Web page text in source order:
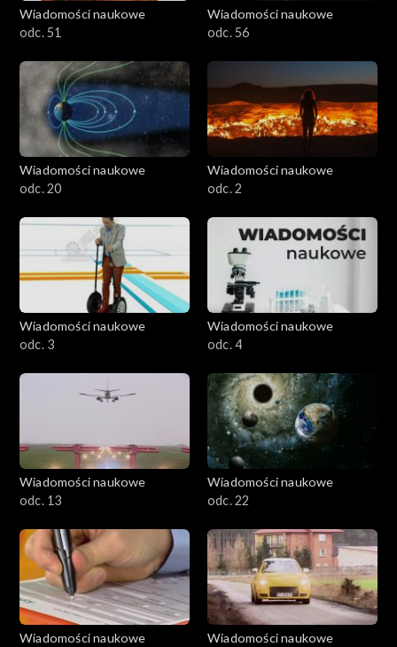
Wiadomości naukowe
odc. 51
Wiadomości naukowe
odc. 56
Wiadomości naukowe
odc. 20
Wiadomości naukowe
odc. 2
Wiadomości naukowe
odc. 3
Wiadomości naukowe
odc. 4
Wiadomości naukowe
odc. 13
Wiadomości naukowe
odc. 22
Wiadomości naukowe
Wiadomości naukowe